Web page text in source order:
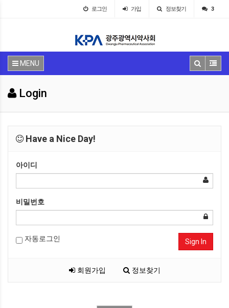
로그인 가입 정보찾기 3
MENU
Login
Have a Nice Day!
아이디
비밀번호
자동로그인 Sign In
회원가입 정보찾기